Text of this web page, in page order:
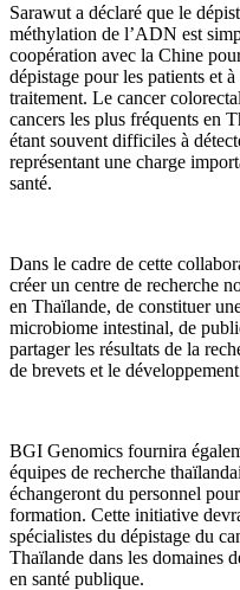
Sarawut a déclaré que le
méthylation de l’ADN est
coopération avec la Chine
dépistage pour les patients et
traitement. Le cancer
cancers les plus fréquents en
étant souvent difficiles à
représentant une charge
santé.
Dans le cadre de cette
créer un centre de recherche
en Thaïlande, de constituer
microbiome intestinal, de
partager les résultats de la
de brevets et le
BGI Genomics fournira
équipes de recherche
échangeront du personnel
formation. Cette initiative
spécialistes du dépistage du
Thaïlande dans les domaines
en santé publique.